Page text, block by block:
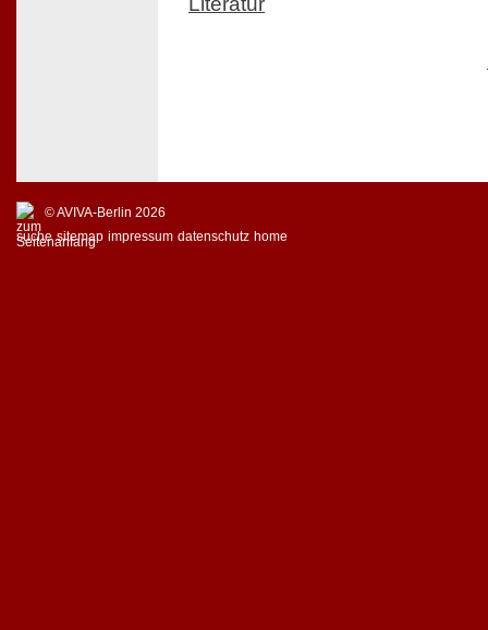
© AVIVA-Berlin 2026
suche sitemap impressum datenschutz home